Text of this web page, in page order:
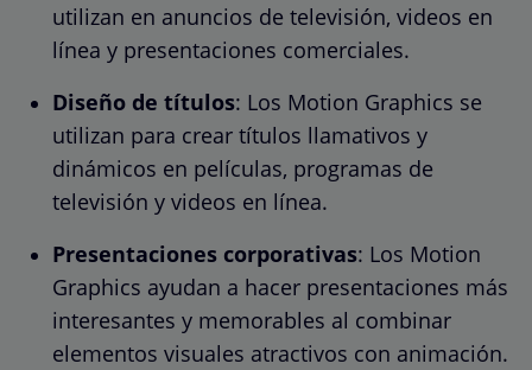
utilizan en anuncios de televisión, videos en
línea y presentaciones comerciales.
Diseño de títulos: Los Motion Graphics se
utilizan para crear títulos llamativos y
dinámicos en películas, programas de
televisión y videos en línea.
Presentaciones corporativas: Los Motion
Graphics ayudan a hacer presentaciones más
interesantes y memorables al combinar
elementos visuales atractivos con animación.